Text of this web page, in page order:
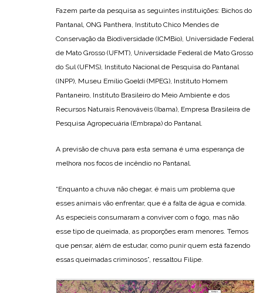
Fazem parte da pesquisa as seguintes instituições: Bichos do
Pantanal, ONG Panthera, Instituto Chico Mendes de
Conservação da Biodiversidade (ICMBio), Universidade Federal
de Mato Grosso (UFMT), Universidade Federal de Mato Grosso
do Sul (UFMS), Instituto Nacional de Pesquisa do Pantanal
(INPP), Museu Emílio Goeldi (MPEG), Instituto Homem
Pantaneiro, Instituto Brasileiro do Meio Ambiente e dos
Recursos Naturais Renováveis (Ibama), Empresa Brasileira de
Pesquisa Agropecuária (Embrapa) do Pantanal.
A previsão de chuva para esta semana é uma esperança de
melhora nos focos de incêndio no Pantanal.
“Enquanto a chuva não chegar, é mais um problema que
esses animais vão enfrentar, que é a falta de água e comida.
As especieis consumaram a conviver com o fogo, mas não
esse tipo de queimada, as proporções eram menores. Temos
que pensar, além de estudar, como punir quem está fazendo
essas queimadas criminosos”, ressaltou Filipe.